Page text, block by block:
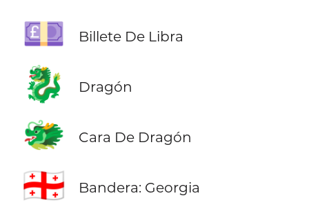
💷 Billete De Libra
🐉 Dragón
🐲 Cara De Dragón
🇬🇪 Bandera: Georgia